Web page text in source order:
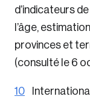
d’indicateurs
l’âge,
provinces et
(consulté le 6
10